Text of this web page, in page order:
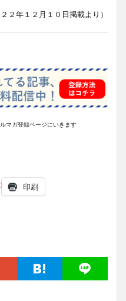
２年１２月１０日掲載より）
マガ登録ページにいきます
印刷